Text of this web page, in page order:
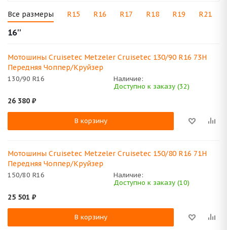
Все размеры R15 R16 R17 R18 R19 R21
16''
Мотошины Cruisetec Metzeler Cruisetec 130/90 R16 73H
Передняя Чоппер/Круйзер
130/90 R16
Наличие:
Доступно к заказу (32)
26 380 ₽
В корзину
Мотошины Cruisetec Metzeler Cruisetec 150/80 R16 71H
Передняя Чоппер/Круйзер
150/80 R16
Наличие:
Доступно к заказу (10)
25 501 ₽
В корзину